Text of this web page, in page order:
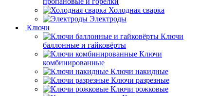
Холодная сварка
Электроды
Ключи
Ключи
баллонные и гайковёрты
Ключи
комбинированные
Ключи накидные
Ключи разрезные
Ключи рожковые